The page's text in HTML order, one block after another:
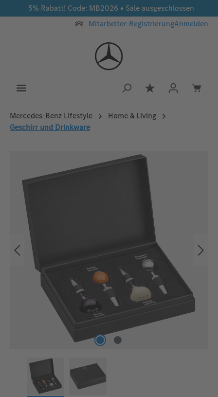
Zum Hauptinhalt springen
5% Rabatt! Code: MB2026 • Sale ausgeschlossen
Mitarbeiter-RegistrierungAnmelden
Du hast 0
Mercedes‑Benz Lifestyle
Home & Living
Geschirr und Drinkware